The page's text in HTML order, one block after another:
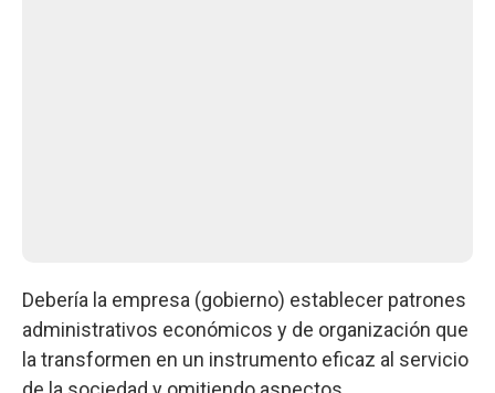
Debería la empresa (gobierno) establecer patrones
administrativos económicos y de organización que
la transformen en un instrumento eficaz al servicio